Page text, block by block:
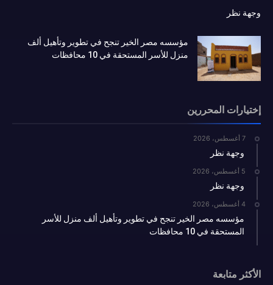
وجهة نظر
مؤسسه مصر الخير تنجح في تطوير وتأهيل ألف
منزل للأسر المستحقة في 10 محافظات
إختيارات المحررين
7 أغسطس، 2026
وجهة نظر
5 أغسطس، 2026
وجهة نظر
4 أغسطس، 2026
مؤسسه مصر الخير تنجح في تطوير وتأهيل ألف منزل للأسر
المستحقة في 10 محافظات
الأكثر متابعة